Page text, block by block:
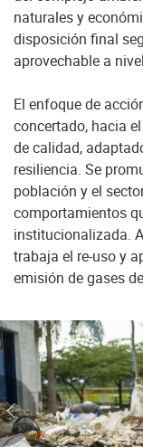
naturales y
disposición final
aprovechable a
El enfoque de
concertado, hacia
de calidad,
resiliencia. Se
población y el
comportamientos
institucionalizada.
trabaja el re-uso y
emisión de gases